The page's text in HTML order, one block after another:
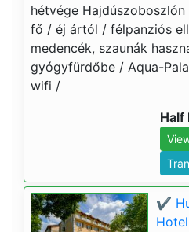
hétvége
fő / éj ártól / félpanziós
medencék, szaunák
gyógyfürdőbe / Aqua-
wifi /
Half
✔️